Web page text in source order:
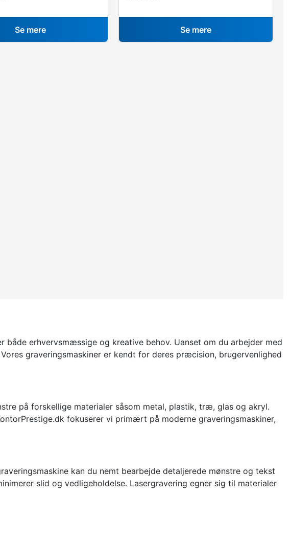
Se mere Se mere
erhvervsmæssige og kreative behov. Uanset om du arbejder med
graveringsmaskiner er kendt for deres præcision, brugervenlighed
på forskellige materialer såsom metal, plastik, træ, glas og akryl.
fokuserer vi primært på moderne graveringsmaskiner,
kan du nemt bearbejde detaljerede mønstre og tekst
slid og vedligeholdelse. Lasergravering egner sig til materialer